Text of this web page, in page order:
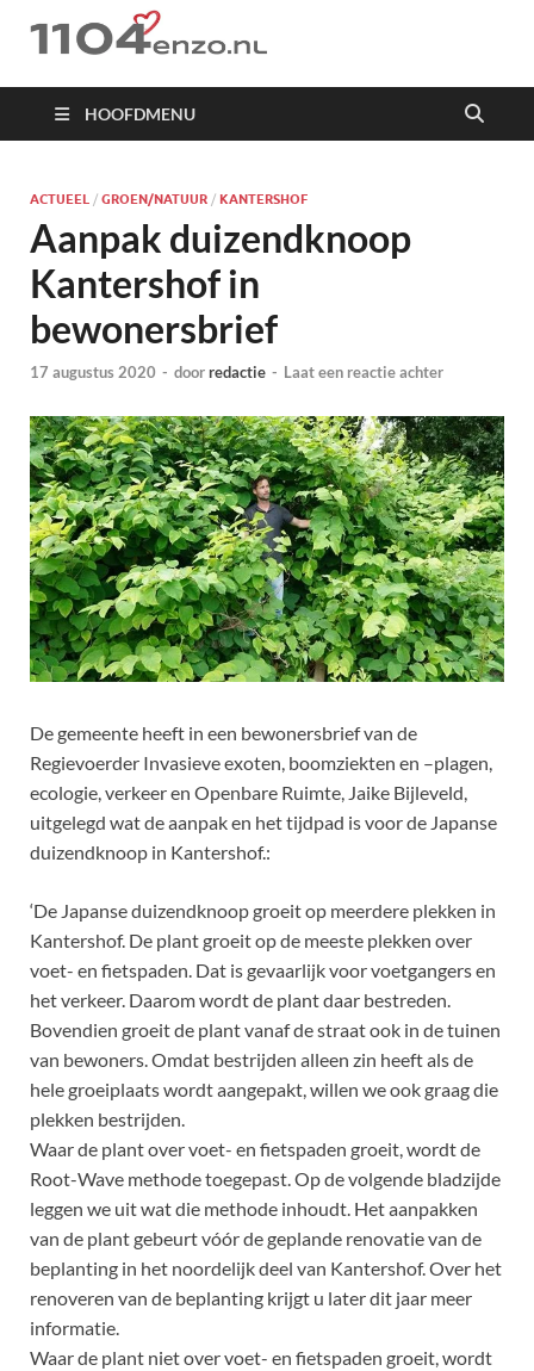
1104 en zo
HOOFDMENU
ACTUEEL / GROEN/NATUUR / KANTERSHOF
Aanpak duizendknoop
Kantershof in
bewonersbrief
17 augustus 2020 - doorredactie - Laat een reactie achter
De gemeente heeft in een bewonersbrief van de
Regievoerder Invasieve exoten, boomziekten en –plagen,
ecologie, verkeer en Openbare Ruimte, Jaike Bijleveld,
uitgelegd wat de aanpak en het tijdpad is voor de Japanse
duizendknoop in Kantershof.:
‘De Japanse duizendknoop groeit op meerdere plekken in
Kantershof. De plant groeit op de meeste plekken over
voet- en fietspaden. Dat is gevaarlijk voor voetgangers en
het verkeer. Daarom wordt de plant daar bestreden.
Bovendien groeit de plant vanaf de straat ook in de tuinen
van bewoners. Omdat bestrijden alleen zin heeft als de
hele groeiplaats wordt aangepakt, willen we ook graag die
plekken bestrijden.
Waar de plant over voet- en fietspaden groeit, wordt de
Root-Wave methode toegepast. Op de volgende bladzijde
leggen we uit wat die methode inhoudt. Het aanpakken
van de plant gebeurt vóór de geplande renovatie van de
beplanting in het noordelijk deel van Kantershof. Over het
renoveren van de beplanting krijgt u later dit jaar meer
informatie.
Waar de plant niet over voet- en fietspaden groeit, wordt